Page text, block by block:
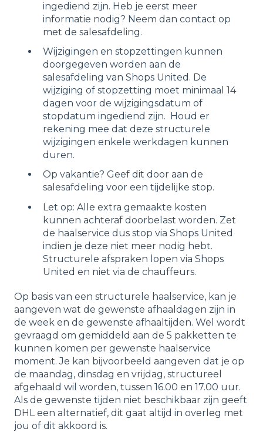
ingediend zijn. Heb je eerst meer
informatie nodig? Neem dan contact op
met de salesafdeling.
Wijzigingen en stopzettingen kunnen
doorgegeven worden aan de
salesafdeling van Shops United. De
wijziging of stopzetting moet minimaal 14
dagen voor de wijzigingsdatum of
stopdatum ingediend zijn. Houd er
rekening mee dat deze structurele
wijzigingen enkele werkdagen kunnen
duren.
Op vakantie? Geef dit door aan de
salesafdeling voor een tijdelijke stop.
Let op: Alle extra gemaakte kosten
kunnen achteraf doorbelast worden. Zet
de haalservice dus stop via Shops United
indien je deze niet meer nodig hebt.
Structurele afspraken lopen via Shops
United en niet via de chauffeurs.
Op basis van een structurele haalservice, kan je
aangeven wat de gewenste afhaaldagen zijn in
de week en de gewenste afhaaltijden. Wel wordt
gevraagd om gemiddeld aan de 5 pakketten te
kunnen komen per gewenste haalservice
moment. Je kan bijvoorbeeld aangeven dat je op
de maandag, dinsdag en vrijdag, structureel
afgehaald wil worden, tussen 16.00 en 17.00 uur.
Als de gewenste tijden niet beschikbaar zijn geeft
DHL een alternatief, dit gaat altijd in overleg met
jou of dit akkoord is.